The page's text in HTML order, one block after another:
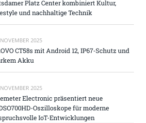
Platz Center kombiniert Kultur,
und nachhaltige Technik
2025
CT58s mit Android 12, IP67-Schutz und
Akku
2025
Electronic präsentiert neue
Oszilloskope für moderne
IoT-Entwicklungen